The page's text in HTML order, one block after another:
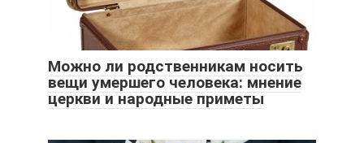
Можно ли родственникам носить
вещи умершего человека: мнение
церкви и народные приметы